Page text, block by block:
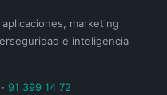
marketing
e inteligencia
91 399 14 72